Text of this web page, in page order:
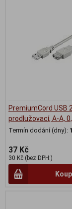
PremiumCord USB
prodlužovací, A-A,
Termín dodání (dny): 1
37 Kč
30 Kč (bez DPH:)